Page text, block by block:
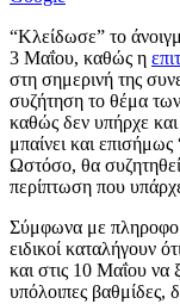
“Κλείδωσε” το
3 Μαΐου, καθώς η
στη σημερινή της
συζήτηση το θέμα
καθώς δεν υπήρχε
μπαίνει και
Ωστόσο, θα
περίπτωση που
Σύμφωνα με
ειδικοί καταλήγουν
και στις 10 Μαΐου να
υπόλοιπες βαθμίδες,